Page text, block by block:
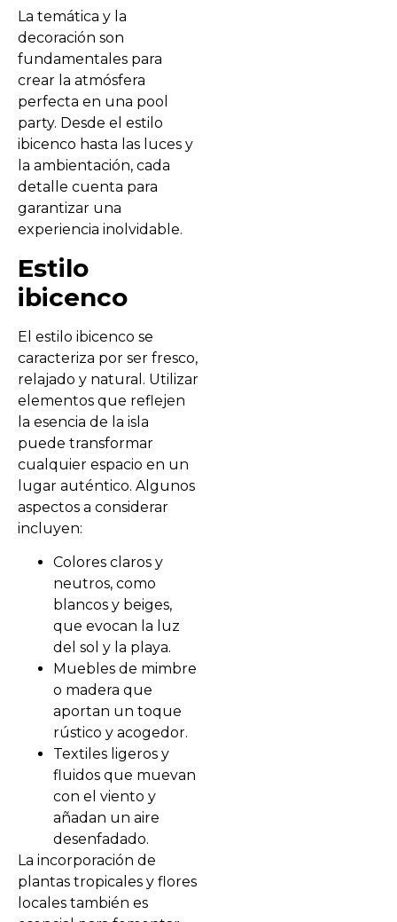
La temática y la
decoración son
fundamentales para
crear la atmósfera
perfecta en una pool
party. Desde el estilo
ibicenco hasta las luces y
la ambientación, cada
detalle cuenta para
garantizar una
experiencia inolvidable.
Estilo
ibicenco
El estilo ibicenco se
caracteriza por ser fresco,
relajado y natural. Utilizar
elementos que reflejen
la esencia de la isla
puede transformar
cualquier espacio en un
lugar auténtico. Algunos
aspectos a considerar
incluyen:
Colores claros y
neutros, como
blancos y beiges,
que evocan la luz
del sol y la playa.
Muebles de mimbre
o madera que
aportan un toque
rústico y acogedor.
Textiles ligeros y
fluidos que muevan
con el viento y
añadan un aire
desenfadado.
La incorporación de
plantas tropicales y flores
locales también es